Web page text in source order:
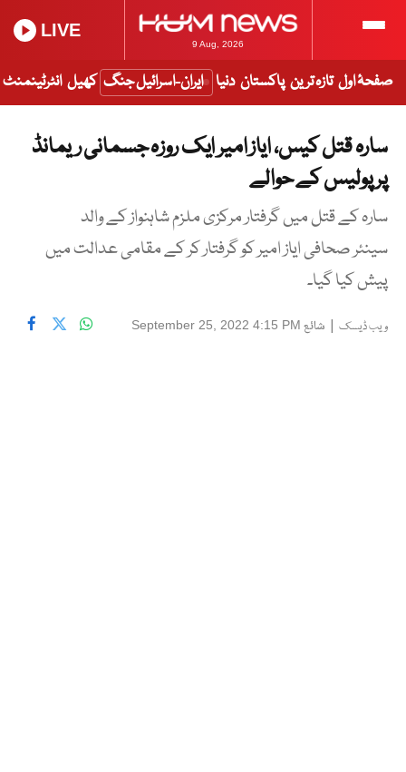
9 Aug, 2026
LIVE
صفحۂ اول تازہ ترین پاکستان دنیا ایران-اسرائیل جنگ کھیل انٹرٹینمنٹ
سارہ قتل کیس، ایاز امیر ایک روزہ جسمانی ریمانڈ
پر پولیس کے حوالے
سارہ کے قتل میں گرفتار مرکزی ملزم شاہنواز کے والد
سینئر صحافی ایاز امیر کو گرفتار کر کے مقامی عدالت میں
پیش کیا گیا۔
ویب ڈیسک | شائع September 25, 2022 4:15 PM